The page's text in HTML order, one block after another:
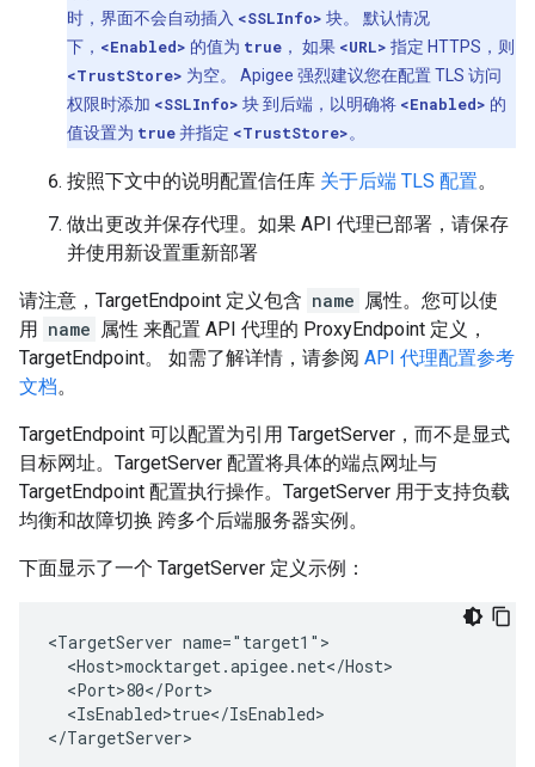
时，界面不会自动插入 <SSLInfo> 块。 默认情况
下， <Enabled> 的值为 true ， 如果 <URL> 指定 HTTPS，则
<TrustStore> 为空。 Apigee 强烈建议您在配置 TLS 访问
权限时添加 <SSLInfo> 块 到后端，以明确将 <Enabled> 的
值设置为 true 并指定 <TrustStore>。
按照下文中的说明配置信任库 关于后端 TLS 配置。
做出更改并保存代理。如果 API 代理已部署，请保存
并使用新设置重新部署
请注意，TargetEndpoint 定义包含 name 属性。您可以使
用 name 属性 来配置 API 代理的 ProxyEndpoint 定义，
TargetEndpoint。 如需了解详情，请参阅 API 代理配置参考
文档。
TargetEndpoint 可以配置为引用 TargetServer，而不是显式
目标网址。TargetServer 配置将具体的端点网址与
TargetEndpoint 配置执行操作。TargetServer 用于支持负载
均衡和故障切换 跨多个后端服务器实例。
下面显示了一个 TargetServer 定义示例：
<TargetServer name="target1">
  <Host>mocktarget.apigee.net</Host>
  <Port>80</Port>
  <IsEnabled>true</IsEnabled>
</TargetServer>